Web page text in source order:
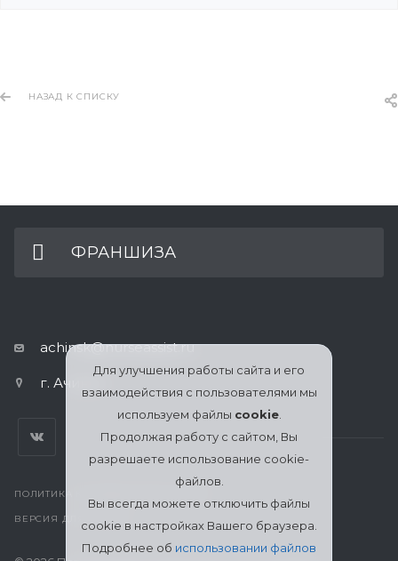
НАЗАД К СПИСКУ
ФРАНШИЗА
achinsk@nurseassist.ru
г. Ачинск
ПОЛИТИКА КОНФИДЕНЦИАЛЬНОСТИ
ВЕРСИЯ ДЛЯ ПЕЧАТИ
Для улучшения работы сайта и его
взаимодействия с пользователями мы
используем файлы cookie.
Продолжая работу с сайтом, Вы
разрешаете использование cookie-
файлов.
Вы всегда можете отключить файлы
cookie в настройках Вашего браузера.
Подробнее об использовании файлов